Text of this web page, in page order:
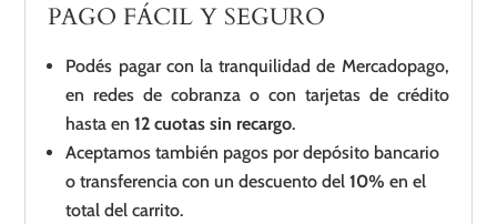
PAGO FÁCIL Y SEGURO
Podés pagar con la tranquilidad de Mercadopago,
en redes de cobranza o con tarjetas de crédito
hasta en12 cuotas sin recargo.
Aceptamos también pagos por depósito bancario
o transferencia con un descuento del10% en el
total del carrito.